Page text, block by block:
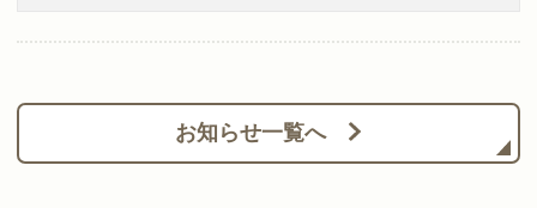
お知らせ一覧へ